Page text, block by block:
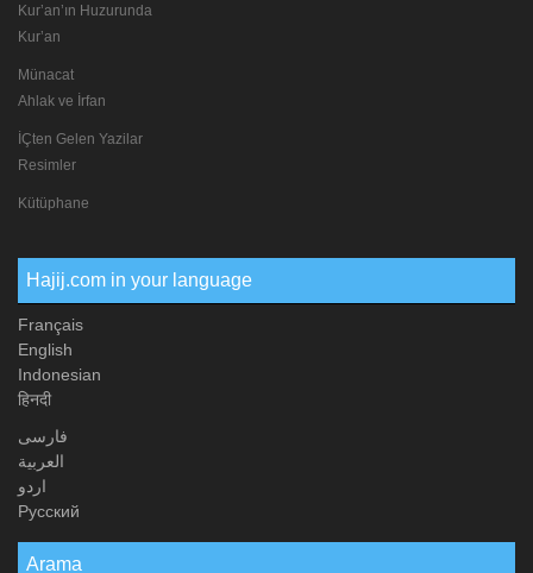
Kur’an’ın Huzurunda
Kur’an
Münacat
Ahlak ve İrfan
İÇten Gelen Yazilar
Resimler
Kütüphane
Hajij.com in your language
Français
English
Indonesian
हिनदी
فارسی
العربیة
اردو
Русский
Arama